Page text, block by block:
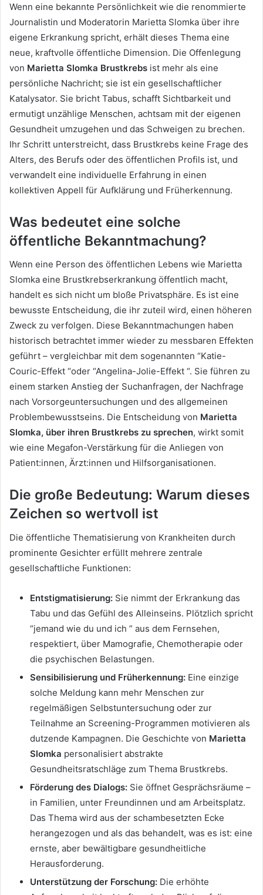
Wenn eine bekannte Persönlichkeit wie die renommierte
Journalistin und Moderatorin Marietta Slomka über ihre
eigene Erkrankung spricht, erhält dieses Thema eine
neue, kraftvolle öffentliche Dimension. Die Offenlegung
von Marietta Slomka Brustkrebs ist mehr als eine
persönliche Nachricht; sie ist ein gesellschaftlicher
Katalysator. Sie bricht Tabus, schafft Sichtbarkeit und
ermutigt unzählige Menschen, achtsam mit der eigenen
Gesundheit umzugehen und das Schweigen zu brechen.
Ihr Schritt unterstreicht, dass Brustkrebs keine Frage des
Alters, des Berufs oder des öffentlichen Profils ist, und
verwandelt eine individuelle Erfahrung in einen
kollektiven Appell für Aufklärung und Früherkennung.
Was bedeutet eine solche
öffentliche Bekanntmachung?
Wenn eine Person des öffentlichen Lebens wie Marietta
Slomka eine Brustkrebserkrankung öffentlich macht,
handelt es sich nicht um bloße Privatsphäre. Es ist eine
bewusste Entscheidung, die ihr zuteil wird, einen höheren
Zweck zu verfolgen. Diese Bekanntmachungen haben
historisch betrachtet immer wieder zu messbaren Effekten
geführt – vergleichbar mit dem sogenannten “Katie-
Couric-Effekt “oder “Angelina-Jolie-Effekt “. Sie führen zu
einem starken Anstieg der Suchanfragen, der Nachfrage
nach Vorsorgeuntersuchungen und des allgemeinen
Problembewusstseins. Die Entscheidung von Marietta
Slomka, über ihren Brustkrebs zu sprechen, wirkt somit
wie eine Megafon-Verstärkung für die Anliegen von
Patient:innen, Ärzt:innen und Hilfsorganisationen.
Die große Bedeutung: Warum dieses
Zeichen so wertvoll ist
Die öffentliche Thematisierung von Krankheiten durch
prominente Gesichter erfüllt mehrere zentrale
gesellschaftliche Funktionen:
Entstigmatisierung: Sie nimmt der Erkrankung das
Tabu und das Gefühl des Alleinseins. Plötzlich spricht
“jemand wie du und ich ” aus dem Fernsehen,
respektiert, über Mamografie, Chemotherapie oder
die psychischen Belastungen.
Sensibilisierung und Früherkennung: Eine einzige
solche Meldung kann mehr Menschen zur
regelmäßigen Selbstuntersuchung oder zur
Teilnahme an Screening-Programmen motivieren als
dutzende Kampagnen. Die Geschichte von Marietta
Slomka personalisiert abstrakte
Gesundheitsratschläge zum Thema Brustkrebs.
Förderung des Dialogs: Sie öffnet Gesprächsräume –
in Familien, unter Freundinnen und am Arbeitsplatz.
Das Thema wird aus der schambesetzten Ecke
herangezogen und als das behandelt, was es ist: eine
ernste, aber bewältigbare gesundheitliche
Herausforderung.
Unterstützung der Forschung: Die erhöhte